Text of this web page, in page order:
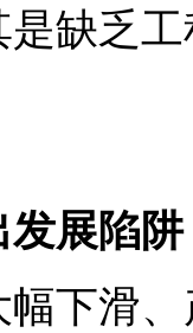
缺乏
发展陷阱
下滑